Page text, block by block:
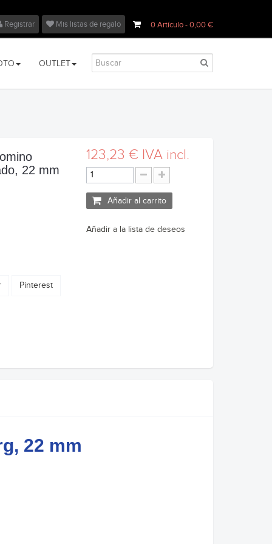
0Artículo- 0,00 €
Registrar Mis listas de regalo
OUTLET
22 mm
Pinterest
123,23 € IVA incl.
Añadir al carrito
Añadir a la lista de deseos
22 mm